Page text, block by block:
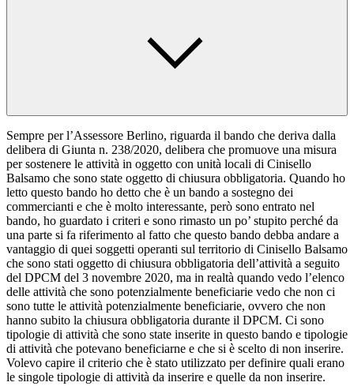
Sempre per l’Assessore Berlino, riguarda il bando che deriva dalla
delibera di Giunta n. 238/2020, delibera che promuove una misura
per sostenere le attività in oggetto con unità locali di Cinisello
Balsamo che sono state oggetto di chiusura obbligatoria. Quando ho
letto questo bando ho detto che è un bando a sostegno dei
commercianti e che è molto interessante, però sono entrato nel
bando, ho guardato i criteri e sono rimasto un po’ stupito perché da
una parte si fa riferimento al fatto che questo bando debba andare a
vantaggio di quei soggetti operanti sul territorio di Cinisello Balsamo
che sono stati oggetto di chiusura obbligatoria dell’attività a seguito
del DPCM del 3 novembre 2020, ma in realtà quando vedo l’elenco
delle attività che sono potenzialmente beneficiarie vedo che non ci
sono tutte le attività potenzialmente beneficiarie, ovvero che non
hanno subito la chiusura obbligatoria durante il DPCM. Ci sono
tipologie di attività che sono state inserite in questo bando e tipologie
di attività che potevano beneficiarne e che si è scelto di non inserire.
Volevo capire il criterio che è stato utilizzato per definire quali erano
le singole tipologie di attività da inserire e quelle da non inserire.